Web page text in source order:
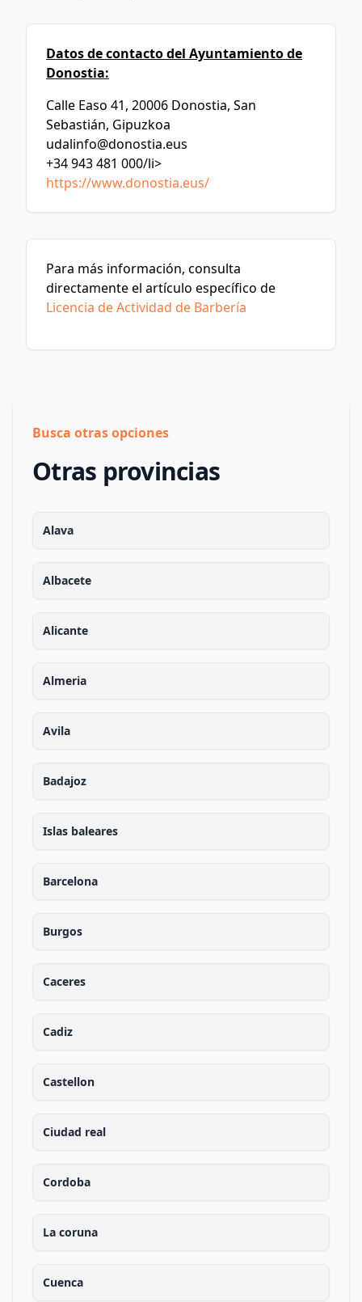
Datos de contacto del Ayuntamiento de
Donostia:
Calle Easo 41, 20006 Donostia, San
Sebastián, Gipuzkoa
udalinfo@donostia.eus
+34 943 481 000/li>
https://www.donostia.eus/
Para más información, consulta
directamente el artículo específico de
Licencia de Actividad de Barbería
Busca otras opciones
Otras provincias
Alava
Albacete
Alicante
Almeria
Avila
Badajoz
Islas baleares
Barcelona
Burgos
Caceres
Cadiz
Castellon
Ciudad real
Cordoba
La coruna
Cuenca